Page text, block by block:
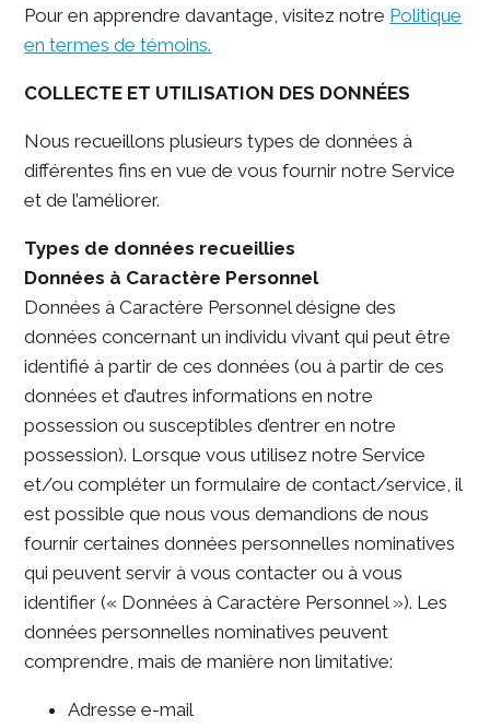
Pour en apprendre davantage, visitez notre Politique
en termes de témoins.
COLLECTE ET UTILISATION DES DONNÉES
Nous recueillons plusieurs types de données à
différentes fins en vue de vous fournir notre Service
et de l’améliorer.
Types de données recueillies
Données à Caractère Personnel
Données à Caractère Personnel désigne des
données concernant un individu vivant qui peut être
identifié à partir de ces données (ou à partir de ces
données et d’autres informations en notre
possession ou susceptibles d’entrer en notre
possession). Lorsque vous utilisez notre Service
et/ou compléter un formulaire de contact/service, il
est possible que nous vous demandions de nous
fournir certaines données personnelles nominatives
qui peuvent servir à vous contacter ou à vous
identifier (« Données à Caractère Personnel »). Les
données personnelles nominatives peuvent
comprendre, mais de manière non limitative:
Adresse e-mail